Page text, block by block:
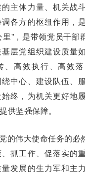
主体力量、机关战
各方的枢纽作用，
”，是带领党员干部
层党组织建设质量
、高效执行、高效
中心、建设队伍、
终，为机关更好地
供坚强保障。
的伟大使命任务的
抓工作、促落实的
发展的生力军和主